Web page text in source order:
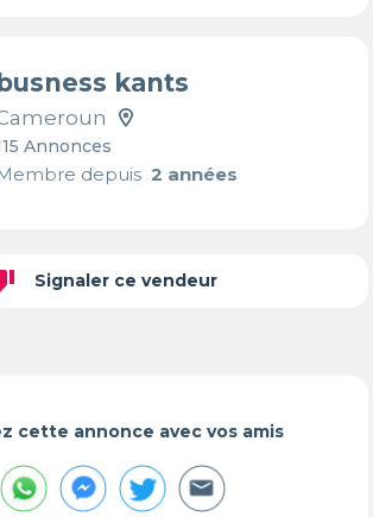
kants
Annonces
depuis2 années
Signaler ce vendeur
cette annonce avec vos amis